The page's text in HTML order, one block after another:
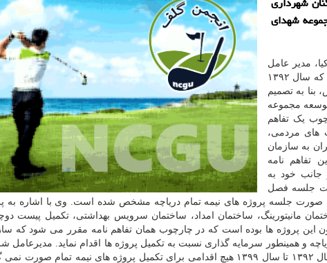
شهدای
مدیر عامل
شرکت عمرانی کارکنان شهرداری تهران با اشاره به این که سال ۱۳۹۲
بنا به تصمیم
مجموعه
یک تفاهم
های مردمی،
تهران به سازمان
تفاهم نامه
جانب خود به
جلسه فصل
جلسه پروژه های نیمه تمام دریاچه مشخص شده است. وی با اشاره به
مانیتورینگ، ساختمان امداد، ساختمان سرویس بهداشتی، تکمیل پیست
پروژه ها بوده است که در چارچوب همان تفاهم نامه مقرر می شود که
و همینطور سرمایه گذاری نسبت به تکمیل پروژه ها اقدام نماید. مدیرعامل
عمرانی کارکنان شهرداری تهران با اشاره به این که از سال ۱۳۹۲ تا سال ۱۳۹۹ هیچ اقدامی برای تکمیل پروژه های نیمه تمام